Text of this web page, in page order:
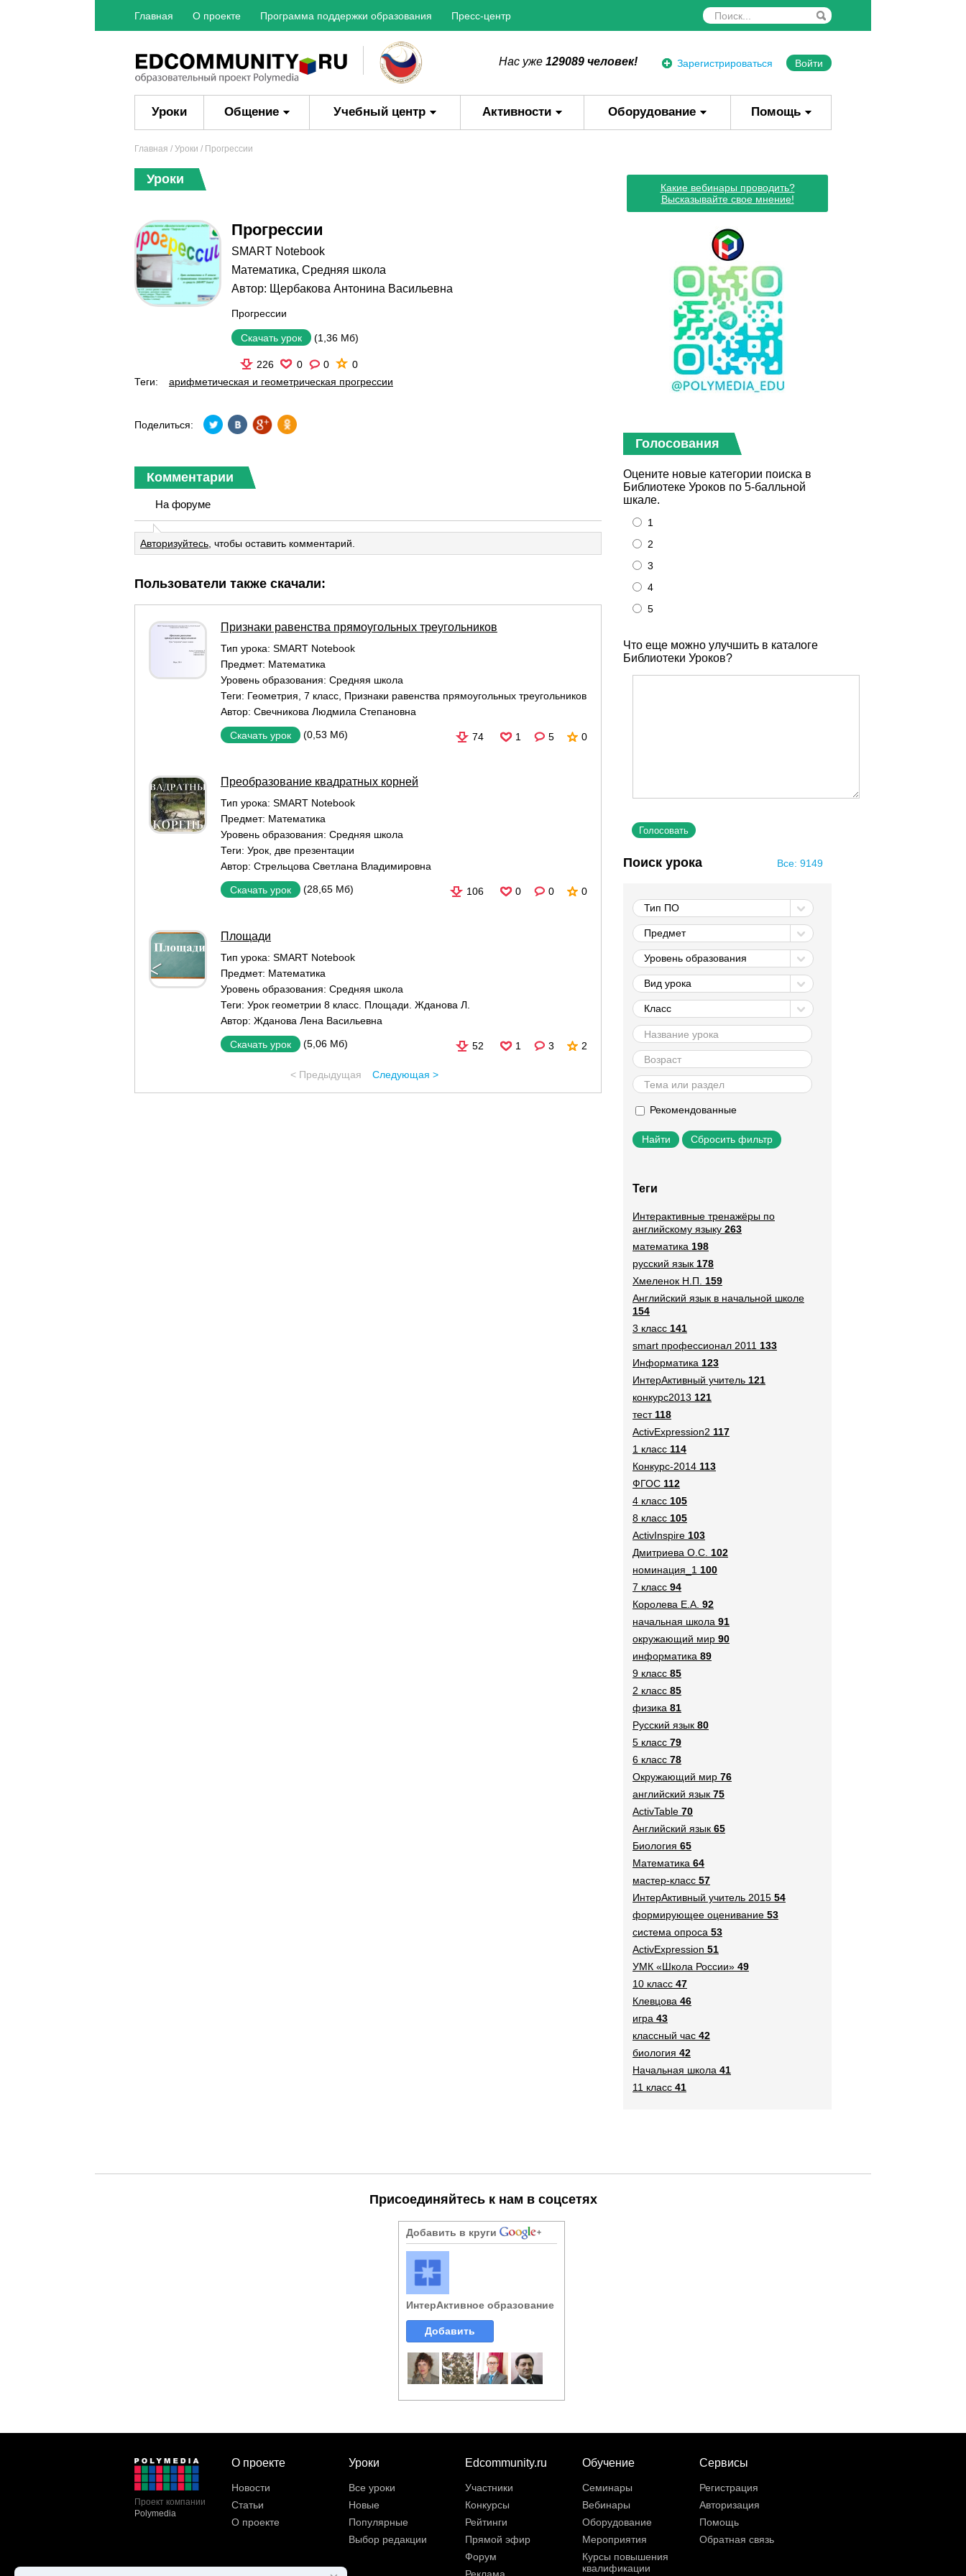
Главная О проекте Программа поддержки образования Пресс-центр
Зарегистрироваться Войти
Нас уже 129089 человек!
Уроки Общение Учебный центр Активности Оборудование Помощь
Главная / Уроки / Прогрессии
Уроки
Прогрессии
SMART Notebook
Математика, Средняя школа
Автор: Щербакова Антонина Васильевна
Прогрессии
Скачать урок (1,36 Мб)
226 0 0
0
Теги:
арифметическая и геометрическая прогрессии
Поделиться:
Комментарии
На форуме
Авторизуйтесь , чтобы оставить комментарий.
Пользователи также скачали:
Признаки равенства прямоугольных треугольников
Тип урока: SMART Notebook
Предмет: Математика
Уровень образования: Средняя школа
Теги: Геометрия 7 класс Признаки равенства прямоугольных треугольников
Автор: Свечникова Людмила Степановна
Скачать урок (0,53 Мб) 74 1 5 0
Преобразование квадратных корней
Тип урока: SMART Notebook
Предмет: Математика
Уровень образования: Средняя школа
Теги: Урок две презентации
Автор: Стрельцова Светлана Владимировна
Скачать урок (28,65 Мб) 106 0 0 0
Площади
Тип урока: SMART Notebook
Предмет: Математика
Уровень образования: Средняя школа
Теги: Урок геометрии 8 класс. Площади. Жданова Л.
Автор: Жданова Лена Васильевна
Скачать урок (5,06 Мб) 52 1 3 2
< Предыдущая Следующая >
Какие вебинары проводить?
Высказывайте свое мнение!
Голосования
Оцените новые категории поиска в
Библиотеке Уроков по 5-балльной
шкале.
1
2
3
4
5
Что еще можно улучшить в каталоге
Библиотеки Уроков?
Все: 9149
Поиск урока
Тип ПО
Предмет
Уровень образования
Вид урока
Класс
Рекомендованные
Сбросить фильтр
Теги
Интерактивные тренажёры по
английскому языку 263
математика 198
русский язык 178
Хмеленок Н.П.
159
Английский язык в начальной школе
154
3 класс 141
smart профессионал 2011 133
Информатика 123
ИнтерАктивный учитель 121
конкурс2013 121
тест118
ActivExpression2 117
1 класс 114
Конкурс-2014 113
ФГОС 112
4 класс 105
8 класс 105
ActivInspire 103
Дмитриева О.С. 102
номинация_1 100
7 класс 94
Королева Е.А. 92
начальная школа 91
окружающий мир 90
информатика 89
9 класс 85
2 класс 85
физика 81
Русский язык 80
5 класс 79
6 класс 78
Окружающий мир 76
английский язык 75
ActivTable 70
Английский язык 65
Биология 65
Математика 64
мастер-класс 57
ИнтерАктивный учитель 2015 54
формирующее оценивание 53
система опроса 53
ActivExpression 51
УМК «Школа России» 49
10 класс 47
Клевцова 46
игра 43
классный час 42
биология 42
Начальная школа 41
11 класс 41
Присоединяйтесь к нам в соцсетях
Добавить в круги
ИнтерАктивное образование
Добавить
Проект компании
Polymedia
О проекте
Новости
Статьи
О проекте
Уроки
Все уроки
Новые
Популярные
Выбор редакции
Edcommunity.ru
Участники
Конкурсы
Рейтинги
Прямой эфир
Форум
Реклама
Обучение
Семинары
Вебинары
Оборудование
Мероприятия
Курсы повышения
квалификации
Сервисы
Регистрация
Авторизация
Помощь
Обратная связь